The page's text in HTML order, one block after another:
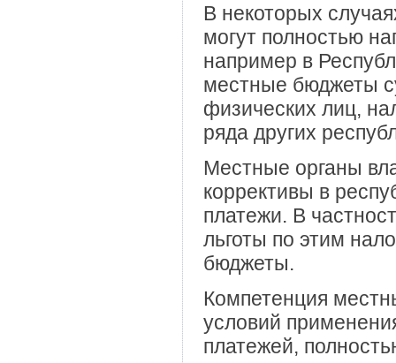
В некоторых
могут полностью
например в
местные бюджеты
физических лиц,
ряда других
Местные органы
коррективы в
платежи. В
льготы по этим
бюджеты.
Компетенция
условий
платежей,